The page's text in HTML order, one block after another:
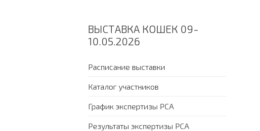
ВЫСТАВКА КОШЕК 09-
10.05.2026
Расписание выставки
Каталог участников
График экспертизы PCA
Результаты экспертизы PCA